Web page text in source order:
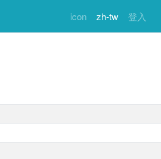
icon zh-tw 登入